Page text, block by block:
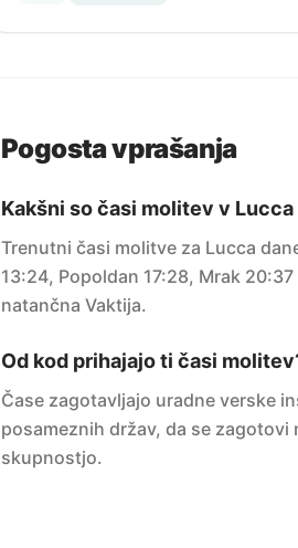
Pogosta vprašanja
Kakšni so časi molitev v Lucca
Trenutni časi molitve za Lucca
13:24, Popoldan 17:28, Mrak
natančna Vaktija.
Od kod prihajajo ti časi
Čase zagotavljajo uradne verske
posameznih držav, da se
skupnostjo.